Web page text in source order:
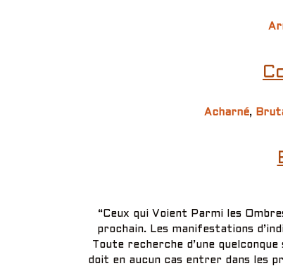
Acharné,
“Ceux qui Voient Parmi les
prochain. Les manifestations
Toute recherche d’une
doit en aucun cas entrer dans les